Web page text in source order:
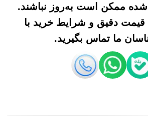
ممکن است به‌روز نباشند.
قیمت دقیق و شرایط خرید با
ما تماس بگیرید.